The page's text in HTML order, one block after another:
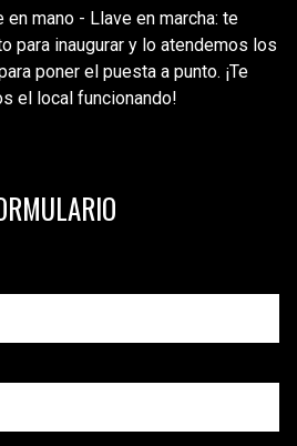
mano - Llave en marcha: te
para inaugurar y lo atendemos los
poner el puesta a punto. ¡Te
el local funcionando!